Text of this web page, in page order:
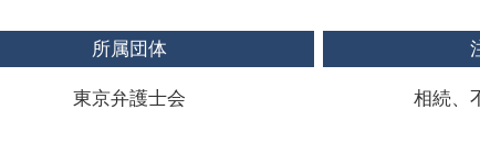
労働問題
所属団体
東京弁護士会 相続、